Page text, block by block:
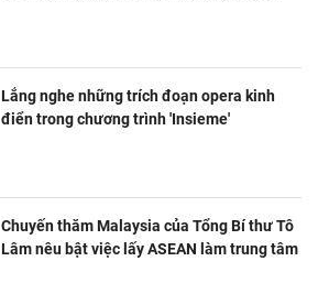
Lắng nghe những trích đoạn opera kinh
điển trong chương trình 'Insieme'
Chuyến thăm Malaysia của Tổng Bí thư Tô
Lâm nêu bật việc lấy ASEAN làm trung tâm